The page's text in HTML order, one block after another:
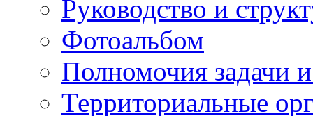
Руководство и
Фотоальбом
Полномочия задачи
Территориальные